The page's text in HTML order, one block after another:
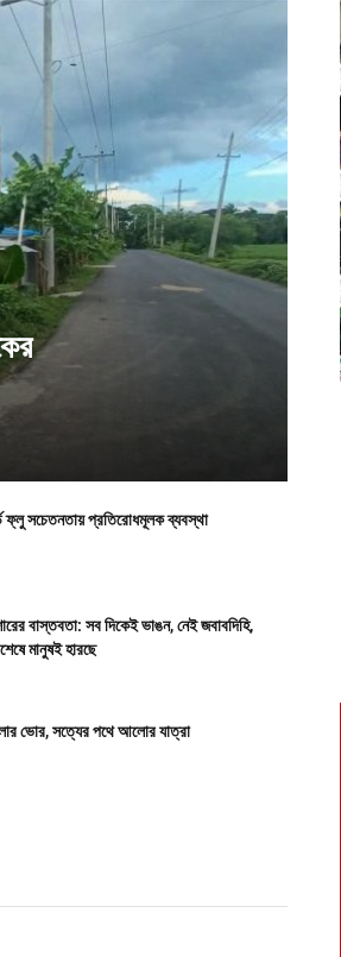
ফ্লু সচেতনতায় প্রতিরোধমূলক ব্যবস্থা
বাস্তবতা: সব দিকেই ভাঙন, নেই জবাবদিহি,
মানুষই হারছে
ভোর, সত্যের পথে আলোর যাত্রা